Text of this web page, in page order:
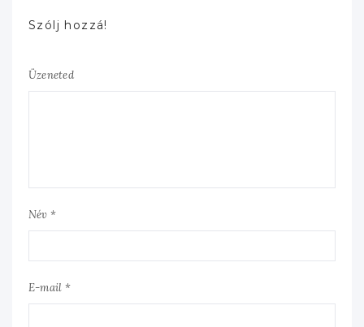
Szólj hozzá!
Üzeneted
Név *
E-mail *